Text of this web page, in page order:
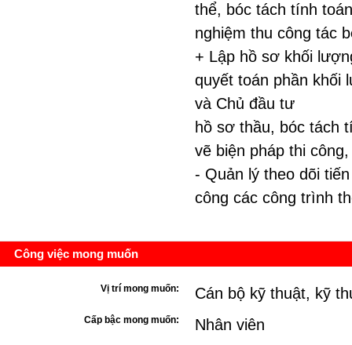
thể, bóc tách tính
nghiệm thu công tác
+ Lập hồ sơ khối
quyết toán phần khối
và Chủ đầu tư
hồ sơ thầu, bóc tách
vẽ biện pháp thi
- Quản lý theo dõi
công các công trình
Công việc mong muốn
Vị trí mong muốn: Cán bộ kỹ thuật, kỹ
Cấp bậc mong muốn: Nhân viên